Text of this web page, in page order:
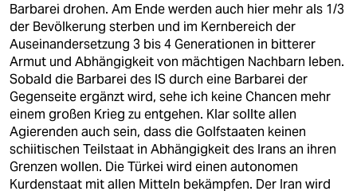
Barbarei drohen. Am Ende werden auch hier mehr als 1/3
der Bevölkerung sterben und im Kernbereich der
Auseinandersetzung 3 bis 4 Generationen in bitterer
Armut und Abhängigkeit von mächtigen Nachbarn leben.
Sobald die Barbarei des IS durch eine Barbarei der
Gegenseite ergänzt wird, sehe ich keine Chancen mehr
einem großen Krieg zu entgehen. Klar sollte allen
Agierenden auch sein, dass die Golfstaaten keinen
schiitischen Teilstaat in Abhängigkeit des Irans an ihren
Grenzen wollen. Die Türkei wird einen autonomen
Kurdenstaat mit allen Mitteln bekämpfen. Der Iran wird